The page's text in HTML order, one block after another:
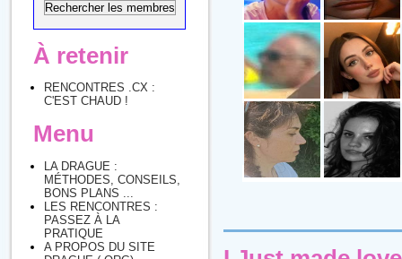
À retenir
RENCONTRES .CX :
C'EST CHAUD !
Menu
LA DRAGUE :
MÉTHODES, CONSEILS,
BONS PLANS ...
LES RENCONTRES :
PASSEZ À LA
PRATIQUE
A PROPOS DU SITE